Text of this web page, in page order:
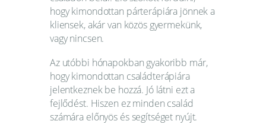
hogy kimondottan párterápiára jönnek a
kliensek, akár van közös gyermekünk,
vagy nincsen.
Az utóbbi hónapokban gyakoribb már,
hogy kimondottan családterápiára
jelentkeznek be hozzá. Jó látni ezt a
fejlődést. Hiszen ez minden család
számára előnyös és segítséget nyújt.